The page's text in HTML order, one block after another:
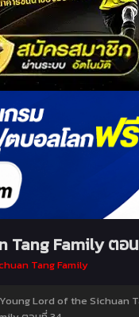
Tang Family ตอ
Tang Family
Lord of the Sichuan